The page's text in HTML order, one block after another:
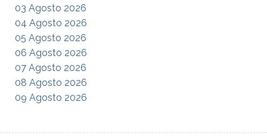
03 Agosto 2026
04 Agosto 2026
05 Agosto 2026
06 Agosto 2026
07 Agosto 2026
08 Agosto 2026
09 Agosto 2026